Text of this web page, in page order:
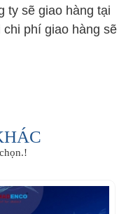
ty sẽ giao hàng tại
phí giao hàng sẽ